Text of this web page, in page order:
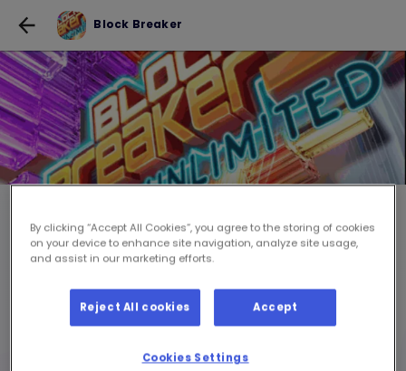
Block Breaker
Block Breaker
JOUER AU JEU POUR GRATUIT
By clicking “Accept All Cookies”, you agree to the storing of cookies
on your device to enhance site navigation, analyze site usage,
and assist in our marketing efforts.
Reject All cookies Accept
Cookies Settings